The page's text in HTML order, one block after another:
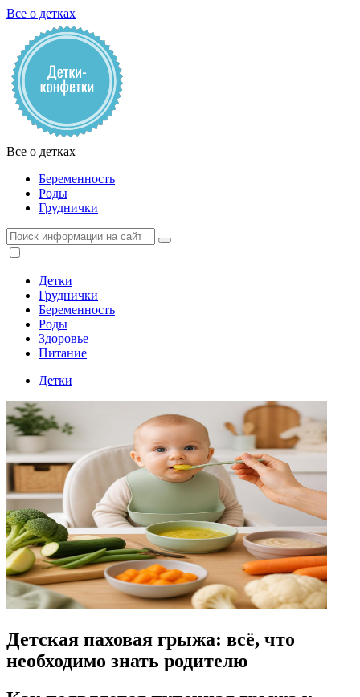
Все о детках
Все о детках
Беременность
Роды
Груднички
Детки
Груднички
Беременность
Роды
Здоровье
Питание
Детки
Детская паховая грыжа: всё, что
необходимо знать родителю